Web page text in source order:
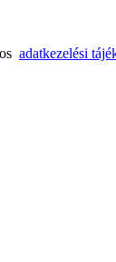
adatkezelési